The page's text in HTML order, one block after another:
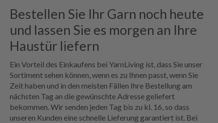
Bestellen Sie Ihr Garn noch heute
und lassen Sie es morgen an Ihre
Haustür liefern
Ein Vorteil des Einkaufens bei YarnLiving ist, dass Sie unser
Sortiment sehen können, wenn es zu Ihnen passt, wenn Sie
Zeit haben und in den meisten Fällen Ihre Bestellung am
nächsten Tag an die gewünschte Adresse geliefert
bekommen. Wir senden jeden Tag bis zu kl. 16, so dass
unseren Kunden eine schnelle Lieferung garantiert ist. Bei